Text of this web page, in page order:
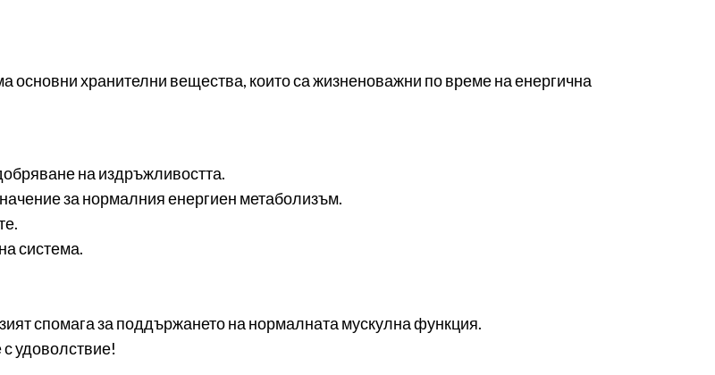
основни хранителни вещества, които са жизненоважни по време на енергична
на издръжливостта.
за нормалния енергиен метаболизъм.
система.
спомага за поддържането на нормалната мускулна функция.
удоволствие!